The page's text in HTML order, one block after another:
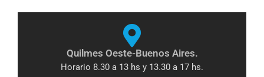
Quilmes Oeste-Buenos Aires.
Horario 8.30 a 13 hs y 13.30 a 17 hs.